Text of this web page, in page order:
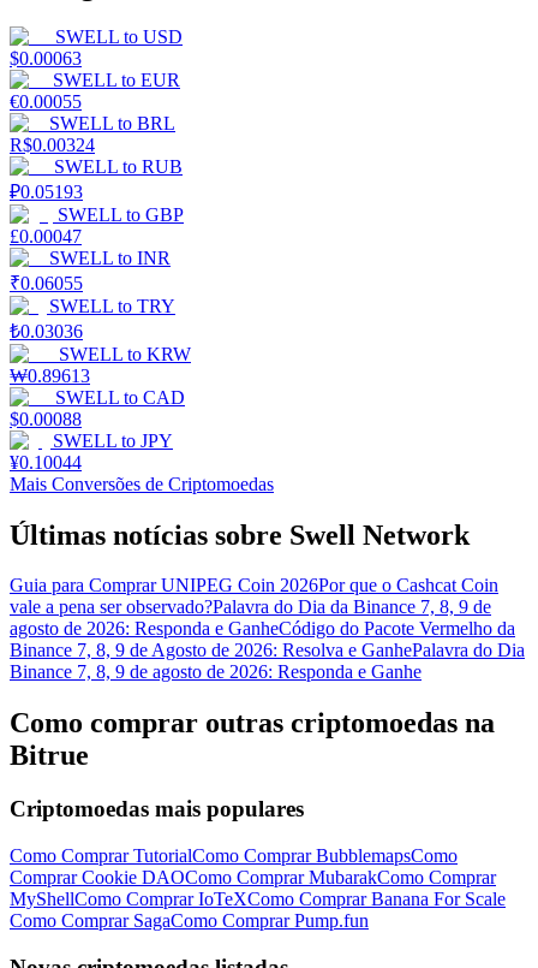
SWELL to USD
$0.00063
SWELL to EUR
€0.00055
SWELL to BRL
R$0.00324
SWELL to RUB
₽0.05193
SWELL to GBP
£0.00047
SWELL to INR
₹0.06055
SWELL to TRY
₺0.03036
SWELL to KRW
₩0.89613
SWELL to CAD
$0.00088
SWELL to JPY
¥0.10044
Mais Conversões de Criptomoedas
Últimas notícias sobre Swell Network
Guia para Comprar UNIPEG Coin 2026Por que o Cashcat Coin
vale a pena ser observado?Palavra do Dia da Binance 7, 8, 9 de
agosto de 2026: Responda e GanheCódigo do Pacote Vermelho da
Binance 7, 8, 9 de Agosto de 2026: Resolva e GanhePalavra do Dia
Binance 7, 8, 9 de agosto de 2026: Responda e Ganhe
Como comprar outras criptomoedas na
Bitrue
Criptomoedas mais populares
Como Comprar TutorialComo Comprar BubblemapsComo
Comprar Cookie DAOComo Comprar MubarakComo Comprar
MyShellComo Comprar IoTeXComo Comprar Banana For Scale
Como Comprar SagaComo Comprar Pump.fun